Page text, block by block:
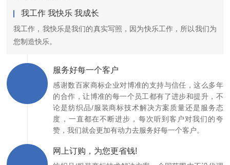
我工作 我快乐 我成长
我工作，我快乐是我们的真实写照，因为快乐工作，所以我们为
您制造快乐。
服务好每一个客户
感谢数百家商标企业对博准的支持与信任，这么多年
的合作，让博准的每一个员工都有了进步和提升，不
论是纺织品/服装商标技术解决方案质量还是服务态
度，一直都在不断进步，每次听到客户对我们的夸
赞，我们就会更加有动力去服务好每一个客户。
网上订购，为您更省钱!